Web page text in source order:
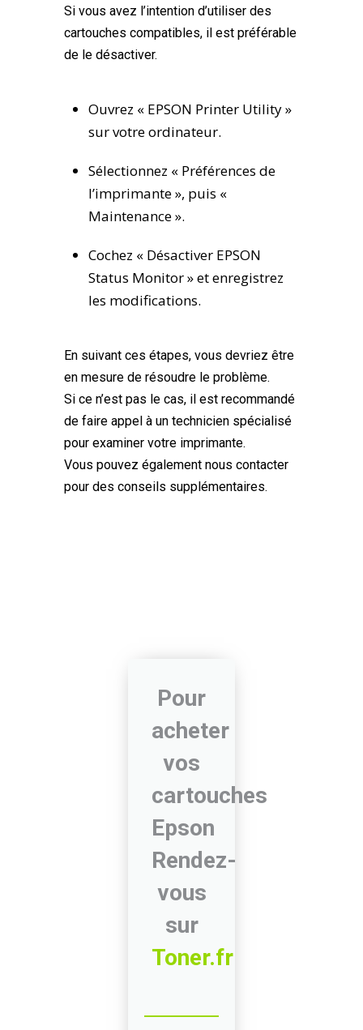
Si vous avez l’intention d’utiliser des
cartouches compatibles, il est préférable
de le désactiver.
Ouvrez « EPSON Printer Utility »
sur votre ordinateur.
Sélectionnez « Préférences de
l’imprimante », puis «
Maintenance ».
Cochez « Désactiver EPSON
Status Monitor » et enregistrez
les modifications.
En suivant ces étapes, vous devriez être
en mesure de résoudre le problème.
Si ce n’est pas le cas, il est recommandé
de faire appel à un technicien spécialisé
pour examiner votre imprimante.
Vous pouvez également nous contacter
pour des conseils supplémentaires.
Pour
acheter
vos
cartouches
Epson
Rendez-
vous
sur
Toner.fr